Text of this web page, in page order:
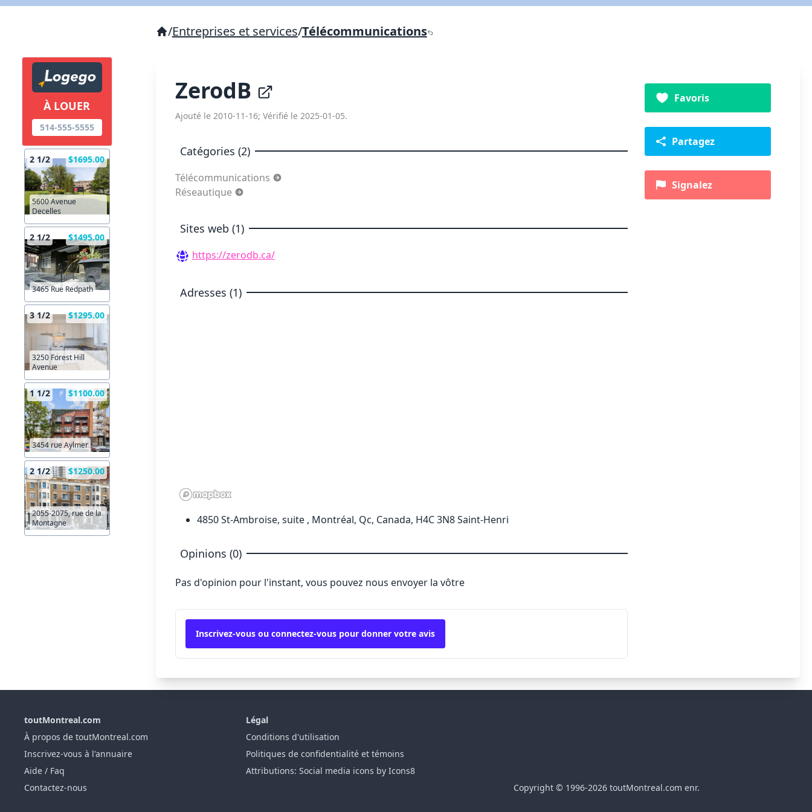
À LOUER
514-555-5555
2 1/2 $1695.00
5600 Avenue
Decelles
2 1/2 $1495.00
3465 Rue Redpath
3 1/2 $1295.00
3250 Forest Hill
Avenue
1 1/2 $1100.00
3454 rue Aylmer
2 1/2 $1250.00
2055-2075, rue de la
Montagne
/Entreprises et services/Télécommunications
ZerodB
Ajouté le 2010-11-16; Vérifié le 2025-01-05.
Catégories (2)
Télécommunications
Réseautique
Sites web (1)
https://zerodb.ca/
Adresses (1)
4850 St-Ambroise, suite , Montréal, Qc, Canada, H4C 3N8 Saint-Henri
Opinions (0)
Pas d'opinion pour l'instant, vous pouvez nous envoyer la vôtre
Inscrivez-vous ou connectez-vous pour donner votre avis
Favoris
Partagez
Signalez
toutMontreal.com
À propos de toutMontreal.com
Inscrivez-vous à l'annuaire
Aide / Faq
Contactez-nous
Légal
Conditions d'utilisation
Politiques de confidentialité et témoins
Attributions: Social media icons by Icons8
Copyright © 1996-2026 toutMontreal.com enr.